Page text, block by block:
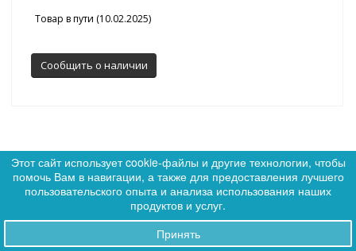
0
Товар в пути (10.02.2025)
Сообщить о наличии
Артикул: 019755 Хит
Этот сайт использует cookie-файлы и другие технологии, чтобы
помочь Вам в навигации, а также для предоставления лучшего
пользовательского опыта и анализа использования наших
продуктов и услуг.
Принять